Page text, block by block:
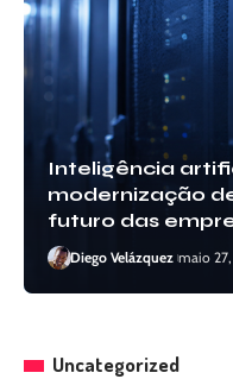
Inteligência
modernização
futuro das
Diego Velázquez maio
Uncategorized